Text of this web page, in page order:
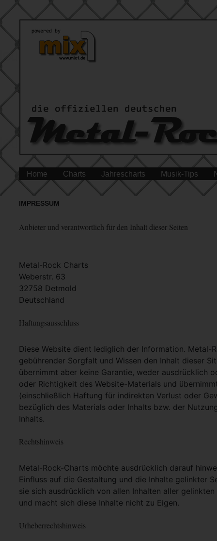
Home Charts Jahrescharts Musik-Tips
IMPRESSUM
Anbieter und verantwortlich für den Inhalt dieser Seiten
Metal-Rock Charts
Weberstr. 63
32758 Detmold
Deutschland
Haftungsausschluss
Diese Website dient lediglich der Information. Metal-
gebührender Sorgfalt und Wissen den Inhalt dieser
übernimmt aber keine Garantie, weder ausdrücklich
oder Richtigkeit des Website-Materials und
(einschließlich Haftung für indirekten Verlust oder
bezüglich des Materials oder Inhalts bzw. der
Inhalts.
Rechtshinweis
Metal-Rock-Charts möchte ausdrücklich darauf
Einfluss auf die Gestaltung und die Inhalte gelinkter
sie sich ausdrücklich von allen Inhalten aller
und macht sich diese Inhalte nicht zu Eigen.
Urheberrechtshinweis